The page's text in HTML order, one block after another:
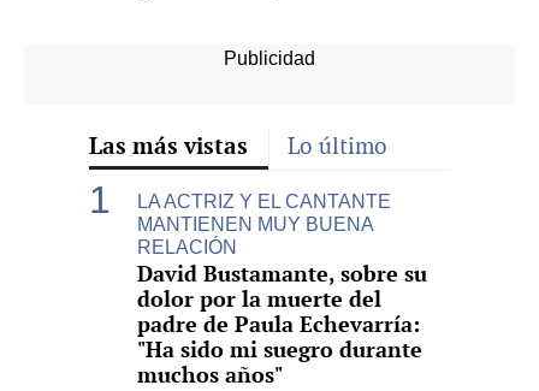
Las más vistas Lo último
LA ACTRIZ Y EL CANTANTE
MANTIENEN MUY BUENA
RELACIÓN
David Bustamante, sobre su
dolor por la muerte del
padre de Paula Echevarría:
"Ha sido mi suegro durante
muchos años"